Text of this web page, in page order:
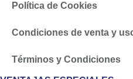
Política de Cookies
Condiciones de venta y
Términos y Condiciones